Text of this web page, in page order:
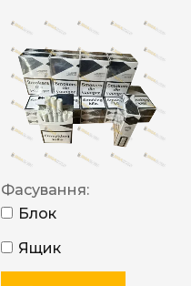
Фасування:
Блок
Ящик